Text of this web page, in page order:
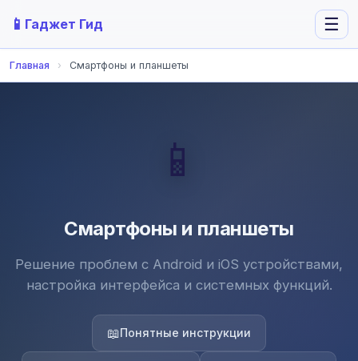
📱 Гаджет Гид ☰
Главная › Смартфоны и планшеты
📱
Смартфоны и планшеты
Решение проблем с Android и iOS устройствами,
настройка интерфейса и системных функций.
📖Понятные инструкции